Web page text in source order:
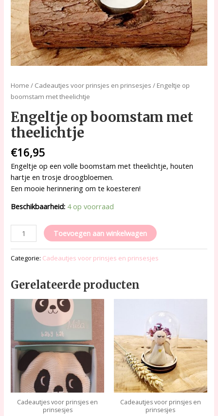
Home / Cadeautjes voor prinsjes en prinsesjes / Engeltje op
boomstam met theelichtje
Engeltje op boomstam met
theelichtje
€16,95
Engeltje op een volle boomstam met theelichtje, houten
hartje en trosje droogbloemen.
Een mooie herinnering om te koesteren!
Beschikbaarheid: 4 op voorraad
Toevoegen aan winkelwagen
Categorie: Cadeautjes voor prinsjes en prinsesjes
Gerelateerde producten
Cadeautjes voor prinsjes en
prinsesjes
Cadeautjes voor prinsjes en
prinsesjes